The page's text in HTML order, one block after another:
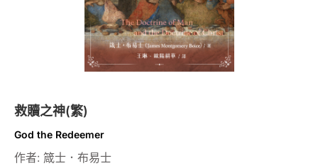
救贖之神(繁)
God the Redeemer
作者: 箴士．布易士